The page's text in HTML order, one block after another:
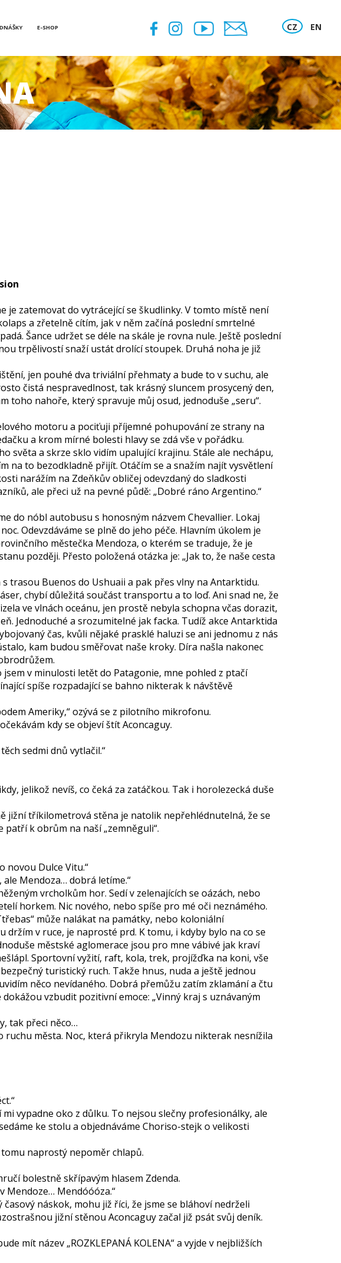
E-SHOP CZ EN
je zatemovat do vytrácející se škudlinky. V tomto místě není
a zřetelně cítím, jak v něm začíná poslední smrtelné
Šance udržet se déle na skále je rovna nule. Ještě poslední
trpělivostí snaží ustát drolící stoupek. Druhá noha je již
jen pouhé dva triviální přehmaty a bude to v suchu, ale
čistá nespravedlnost, tak krásný sluncem prosycený den,
toho nahoře, který spravuje můj osud, jednoduše „seru“.
motoru a pociťuji příjemné pohupování ze strany na
a krom mírné bolesti hlavy se zdá vše v pořádku.
světa a skrze sklo vidím upalující krajinu. Stále ale nechápu,
na to bezodkladně přijít. Otáčím se a snažím najít vysvětlení
narážím na Zdeňkův obličej odevzdaný do sladkosti
ale přeci už na pevné půdě: „Dobré ráno Argentino.“
do nóbl autobusu s honosným názvem Chevallier. Lokaj
Odevzdáváme se plně do jeho péče. Hlavním úkolem je
městečka Mendoza, o kterém se traduje, že je
později. Přesto položená otázka je: „Jak to, že naše cesta
trasou Buenos do Ushuaii a pak přes vlny na Antarktidu.
chybí důležitá součást transportu a to loď. Ani snad ne, že
ve vlnách oceánu, jen prostě nebyla schopna včas dorazit,
Jednoduché a srozumitelné jak facka. Tudíž akce Antarktida
čas, kvůli nějaké prasklé haluzi se ani jednomu z nás
kam budou směřovat naše kroky. Díra našla nakonec
jsem v minulosti letět do Patagonie, mne pohled z ptačí
spíše rozpadající se bahno nikterak k návštěvě
Ameriky,“ ozývá se z pilotního mikrofonu.
kdy se objeví štít Aconcaguy.
sedmi dnů vytlačil.“
jelikož nevíš, co čeká za zatáčkou. Tak i horolezecká duše
jižní tříkilometrová stěna je natolik nepřehlédnutelná, že se
k obrům na naší „zemněguli“.
novou Dulce Vitu.“
ale Mendoza… dobrá letíme.“
vrcholkům hor. Sedí v zelenajících se oázách, nebo
horkem. Nic nového, nebo spíše pro mé oči neznámého.
může nalákat na památky, nebo koloniální
v ruce, je naprosté prd. K tomu, i kdyby bylo na co se
městské aglomerace jsou pro mne vábivé jak kraví
Sportovní vyžití, raft, kola, trek, projížďka na koni, vše
turistický ruch. Takže hnus, nuda a ještě jednou
něco nevídaného. Dobrá přemůžu zatím zklamání a čtu
vzbudit pozitivní emoce: „Vinný kraj s uznávaným
tak přeci něco…
ruchu města. Noc, která přikryla Mendozu nikterak nesnížila
vypadne oko z důlku. To nejsou slečny profesionálky, ale
ke stolu a objednáváme Choriso-stejk o velikosti
naprostý nepoměr chlapů.
bolestně skřípavým hlasem Zdenda.
Mendoze… Mendóóóza.“
náskok, mohu již říci, že jsme se bláhoví nedrželi
jižní stěnou Aconcaguy začal již psát svůj deník.
mít název „ROZKLEPANÁ KOLENA“ a vyjde v nejbližších